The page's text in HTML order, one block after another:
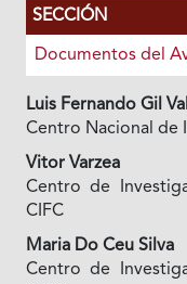
SECCIÓN
Documentos del
Luis Fernando Gil
Centro Nacional de
Vitor Varzea
Centro de
CIFC
Maria Do Ceu Silva
Centro de